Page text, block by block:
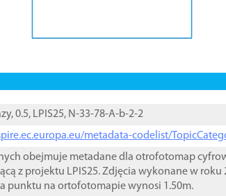
0.5, LPIS25, N-33-78-A-b-2-2
metadata-codelist/
obejmuje metadane dla otrofotomap
z projektu LPIS25. Zdjęcia wykonane w roku
punktu na ortofotomapie wynosi 1.50m.